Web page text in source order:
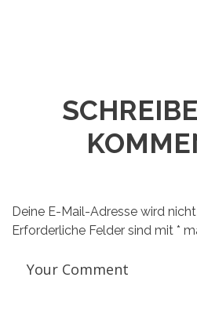
Deine E-Mail-Adresse wird
Erforderliche Felder sind mit *